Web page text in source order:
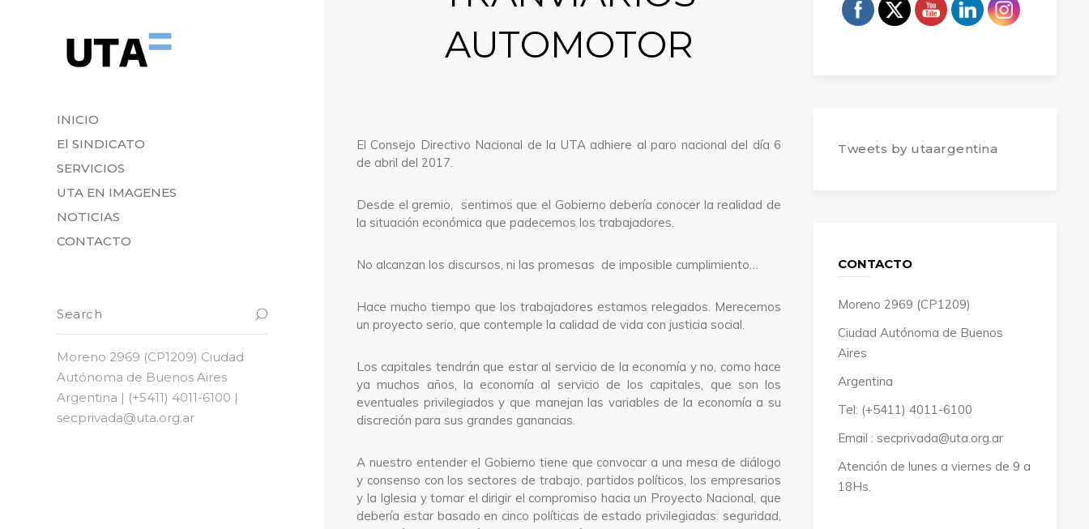
INICIO
El SINDICATO
SERVICIOS
UTA EN IMAGENES
NOTICIAS
CONTACTO
Moreno 2969 (CP1209) Ciudad
Autónoma de Buenos Aires
Argentina | (+5411) 4011-6100 |
secprivada@uta.org.ar
AUTOMOTOR
El Consejo Directivo Nacional de la UTA adhiere al paro nacional del día 6
de abril del 2017.
Desde el gremio, sentimos que el Gobierno debería conocer la realidad de
la situación económica que padecemos los trabajadores.
No alcanzan los discursos, ni las promesas de imposible cumplimiento…
Hace mucho tiempo que los trabajadores estamos relegados. Merecemos
un proyecto serio, que contemple la calidad de vida con justicia social.
Los capitales tendrán que estar al servicio de la economía y no, como hace
ya muchos años, la economía al servicio de los capitales, que son los
eventuales privilegiados y que manejan las variables de la economía a su
discreción para sus grandes ganancias.
A nuestro entender el Gobierno tiene que convocar a una mesa de diálogo
y consenso con los sectores de trabajo, partidos políticos, los empresarios
y la Iglesia y tomar el dirigir el compromiso hacia un Proyecto Nacional, que
debería estar basado en cinco políticas de estado privilegiadas: seguridad,
Tweets by utaargentina
CONTACTO
Moreno 2969 (CP1209)
Ciudad Autónoma de Buenos
Aires
Argentina
Tel: (+5411) 4011-6100
Email : secprivada@uta.org.ar
Atención de lunes a viernes de 9 a
18Hs.